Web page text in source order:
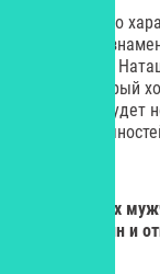
как раскрыл его
этого
отношения с
который
Этот проект будет
известных
что итальянских
белых мужчин и